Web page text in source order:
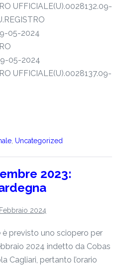
UFFICIALE(U).0028132.09-
05-2024
05-2024
UFFICIALE(U).0028137.09-
Uncategorized
2023:
2024
è previsto uno sciopero per
2024 indetto da Cobas
Cagliari, pertanto l’orario